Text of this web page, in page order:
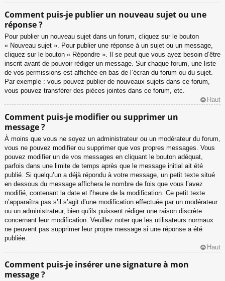
Comment puis-je publier un nouveau sujet ou une
réponse ?
Pour publier un nouveau sujet dans un forum, cliquez sur le bouton
« Nouveau sujet ». Pour publier une réponse à un sujet ou un message,
cliquez sur le bouton « Répondre ». Il se peut que vous ayez besoin d’être
inscrit avant de pouvoir rédiger un message. Sur chaque forum, une liste
de vos permissions est affichée en bas de l’écran du forum ou du sujet.
Par exemple : vous pouvez publier de nouveaux sujets dans ce forum,
vous pouvez transférer des pièces jointes dans ce forum, etc.
Haut
Comment puis-je modifier ou supprimer un
message ?
À moins que vous ne soyez un administrateur ou un modérateur du forum,
vous ne pouvez modifier ou supprimer que vos propres messages. Vous
pouvez modifier un de vos messages en cliquant le bouton adéquat,
parfois dans une limite de temps après que le message initial ait été
publié. Si quelqu’un a déjà répondu à votre message, un petit texte situé
en dessous du message affichera le nombre de fois que vous l’avez
modifié, contenant la date et l’heure de la modification. Ce petit texte
n’apparaîtra pas s’il s’agit d’une modification effectuée par un modérateur
ou un administrateur, bien qu’ils puissent rédiger une raison discrète
concernant leur modification. Veuillez noter que les utilisateurs normaux
ne peuvent pas supprimer leur propre message si une réponse a été
publiée.
Haut
Comment puis-je insérer une signature à mon
message ?